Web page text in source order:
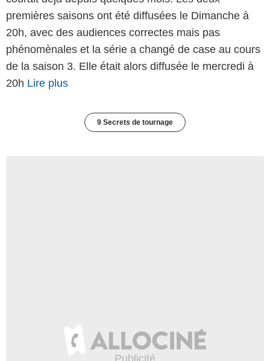
premières saisons ont été diffusées le Dimanche à
20h, avec des audiences correctes mais pas
phénomènales et la série a changé de case au cours
de la saison 3. Elle était alors diffusée le mercredi à
20h Lire plus
9 Secrets de tournage